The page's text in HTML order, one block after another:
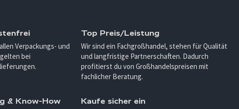
Verpackungs- und
bei
Top Preis/Leistung
Wir sind ein Fachgroßhandel, stehen für Qualität
und langfristige Partnerschaften. Dadurch
profitierst du von Großhandelspreisen mit
fachlicher Beratung.
& Know-How
Kaufe sicher ein